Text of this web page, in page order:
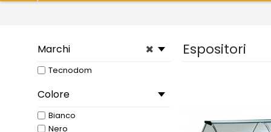
Marchi
Tecnodom
Colore
Bianco
Nero
Espositori